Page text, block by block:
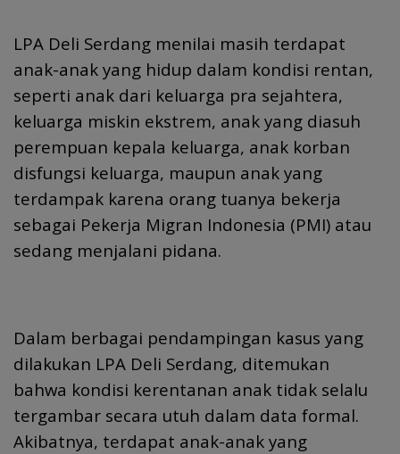
LPA Deli Serdang menilai masih terdapat
anak-anak yang hidup dalam kondisi rentan,
seperti anak dari keluarga pra sejahtera,
keluarga miskin ekstrem, anak yang diasuh
perempuan kepala keluarga, anak korban
disfungsi keluarga, maupun anak yang
terdampak karena orang tuanya bekerja
sebagai Pekerja Migran Indonesia (PMI) atau
sedang menjalani pidana.
Dalam berbagai pendampingan kasus yang
dilakukan LPA Deli Serdang, ditemukan
bahwa kondisi kerentanan anak tidak selalu
tergambar secara utuh dalam data formal.
Akibatnya, terdapat anak-anak yang